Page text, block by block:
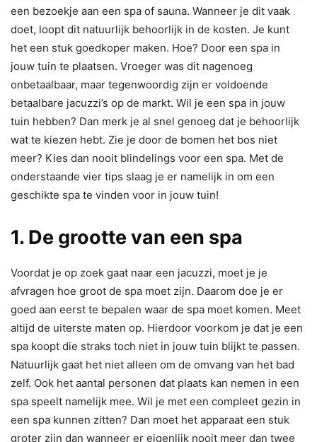
een bezoekje aan een spa of sauna. Wanneer je dit vaak
doet, loopt dit natuurlijk behoorlijk in de kosten. Je kunt
het een stuk goedkoper maken. Hoe? Door een spa in
jouw tuin te plaatsen. Vroeger was dit nagenoeg
onbetaalbaar, maar tegenwoordig zijn er voldoende
betaalbare jacuzzi’s op de markt. Wil je een spa in jouw
tuin hebben? Dan merk je al snel genoeg dat je behoorlijk
wat te kiezen hebt. Zie je door de bomen het bos niet
meer? Kies dan nooit blindelings voor een spa. Met de
onderstaande vier tips slaag je er namelijk in om een
geschikte spa te vinden voor in jouw tuin!
1. De grootte van een spa
Voordat je op zoek gaat naar een jacuzzi, moet je je
afvragen hoe groot de spa moet zijn. Daarom doe je er
goed aan eerst te bepalen waar de spa moet komen. Meet
altijd de uiterste maten op. Hierdoor voorkom je dat je een
spa koopt die straks toch niet in jouw tuin blijkt te passen.
Natuurlijk gaat het niet alleen om de omvang van het bad
zelf. Ook het aantal personen dat plaats kan nemen in een
spa speelt namelijk mee. Wil je met een compleet gezin in
een spa kunnen zitten? Dan moet het apparaat een stuk
groter zijn dan wanneer er eigenlijk nooit meer dan twee